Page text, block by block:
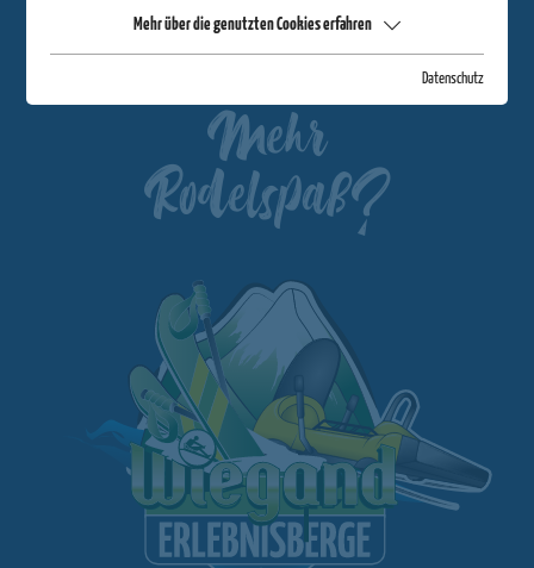
Mehr
Rodelspaß?
Mehr über die genutzten Cookies erfahren
Datenschutz